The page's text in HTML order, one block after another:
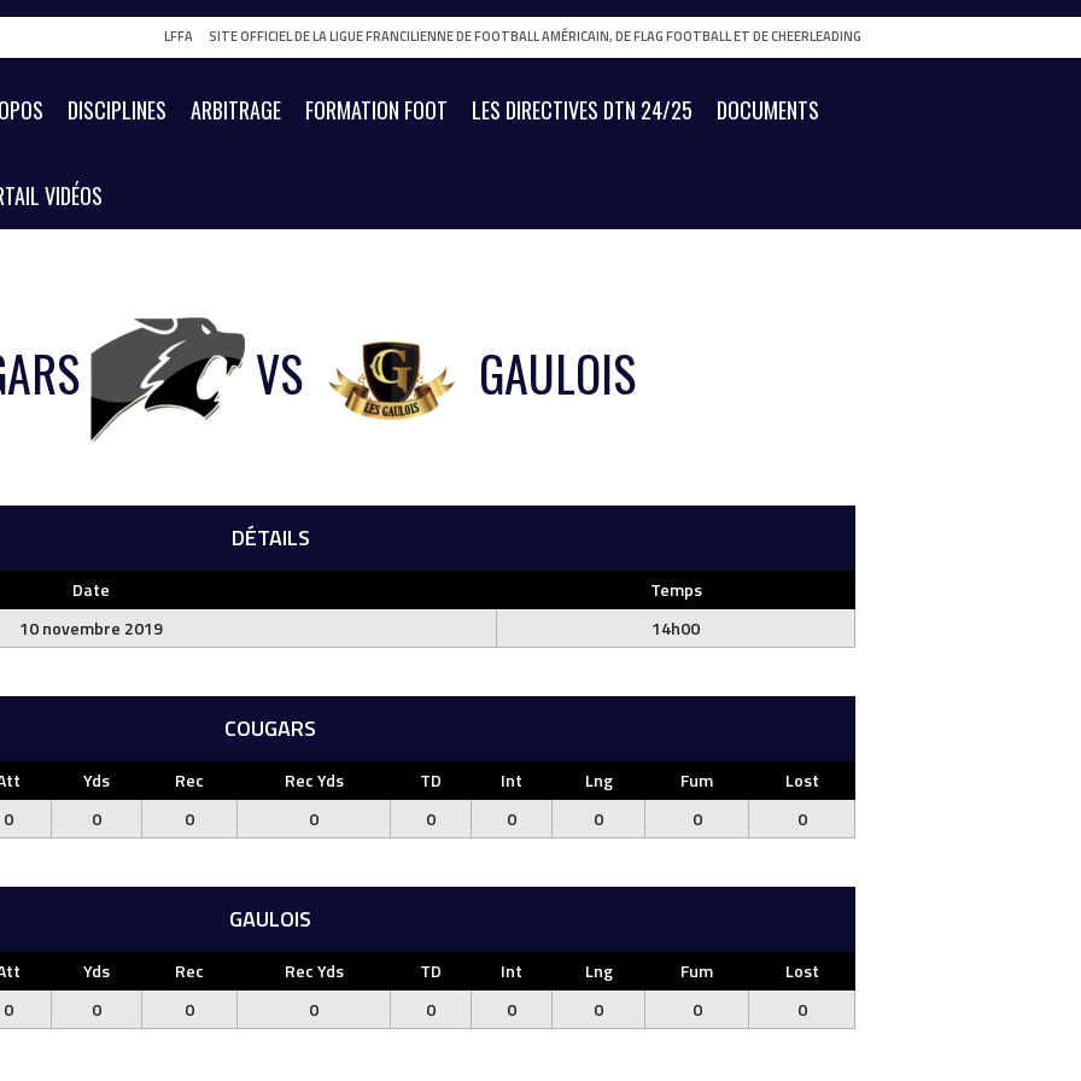
LFFA SITE OFFICIEL DE LA LIGUE FRANCILIENNE DE FOOTBALL AMÉRICAIN, DE FLAG FOOTBALL ET DE CHEERLEADING
DISCIPLINES ARBITRAGE FORMATION FOOT LES DIRECTIVES DTN 24/25 DOCUMENTS
VIDÉOS
VS GAULOIS
DÉTAILS
Date
Temps
10 novembre 2019
14h00
COUGARS
Yds Rec Rec Yds TD Int Lng Fum
Lost
0 0 0 0 0 0 0 0 0
GAULOIS
Yds Rec Rec Yds TD Int Lng Fum
Lost
0 0 0 0 0 0 0 0 0